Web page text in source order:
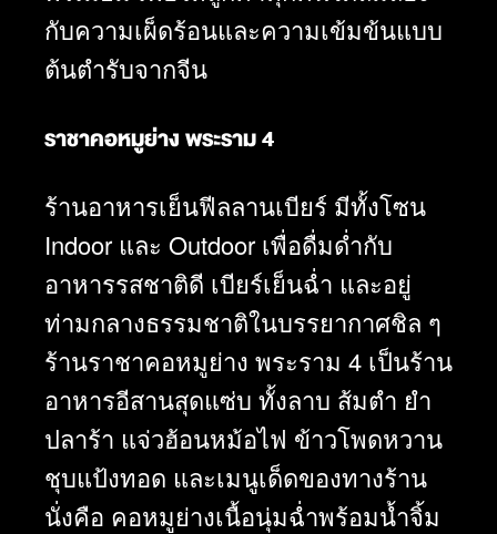
กับความเผ็ดร้อนและความเข้มข้นแบบ
ต้นตำรับจากจีน
ราชาคอหมูย่าง พระราม 4
ร้านอาหารเย็นฟีลลานเบียร์ มีทั้งโซน
Indoor และ Outdoor เพื่อดื่มด่ำกับ
อาหารรสชาติดี เบียร์เย็นฉ่ำ และอยู่
ท่ามกลางธรรมชาติในบรรยากาศชิล ๆ
ร้านราชาคอหมูย่าง พระราม 4 เป็นร้าน
อาหารอีสานสุดแซ่บ ทั้งลาบ ส้มตำ ยำ
ปลาร้า แจ่วฮ้อนหม้อไฟ ข้าวโพดหวาน
ชุบแป้งทอด และเมนูเด็ดของทางร้าน
นั่งคือ คอหมูย่างเนื้อนุ่มฉ่ำพร้อมน้ำจิ้ม